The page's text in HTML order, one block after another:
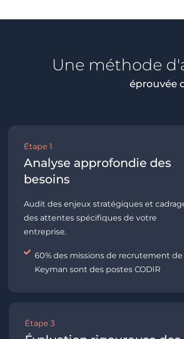
Une méthode
éprouvée
Étape 1
Analyse approfondie des
besoins
Audit des enjeux stratégiques et
des attentes spécifiques de votre
entreprise.
60% des missions de recrutement de
Keyman sont des postes CODIR
Étape 3